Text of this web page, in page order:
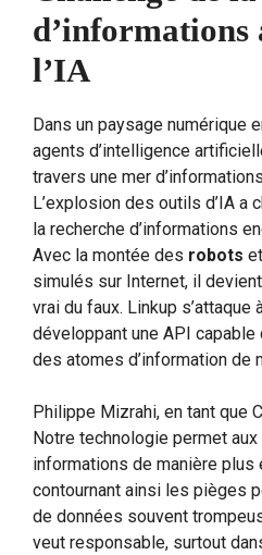
d’informations
l’IA
Dans un paysage numérique
agents d’intelligence
travers une mer
L’explosion des outils d’IA a
la recherche d’informations
Avec la montée des robots
simulés sur Internet, il
vrai du faux. Linkup s’attaque
développant une API capable
des atomes d’information de
Philippe Mizrahi, en tant que
Notre technologie permet aux
informations de manière plus
contournant ainsi les pièges
de données souvent
veut responsable, surtout